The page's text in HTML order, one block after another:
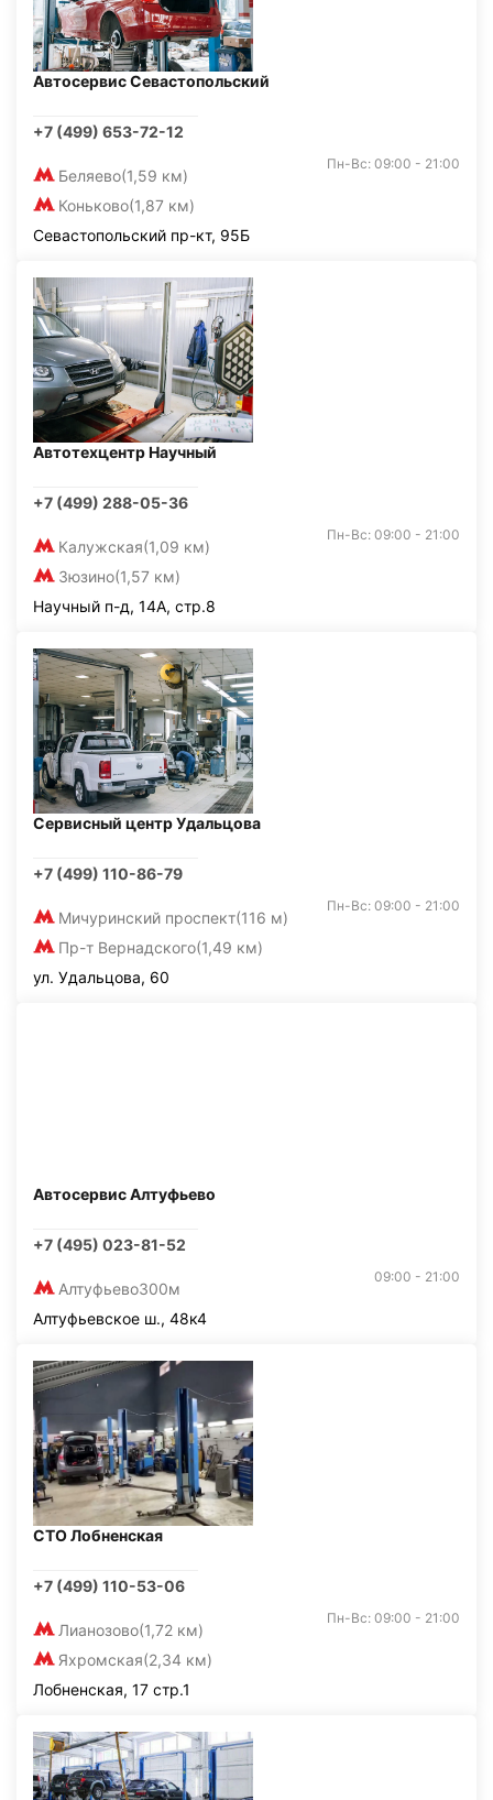
Автосервис Севастопольский
+7 (499) 653-72-12
Беляево(1,59 км)
Коньково(1,87 км)
Пн-Вс: 09:00 - 21:00
Севастопольский пр-кт, 95Б
Автотехцентр Научный
+7 (499) 288-05-36
Калужская(1,09 км)
Зюзино(1,57 км)
Пн-Вс: 09:00 - 21:00
Научный п-д, 14А, стр.8
Сервисный центр Удальцова
+7 (499) 110-86-79
Мичуринский проспект(116 м)
Пр-т Вернадского(1,49 км)
Пн-Вс: 09:00 - 21:00
ул. Удальцова, 60
Автосервис Алтуфьево
+7 (495) 023-81-52
Алтуфьево300м
09:00 - 21:00
Алтуфьевское ш., 48к4
СТО Лобненская
+7 (499) 110-53-06
Лианозово(1,72 км)
Яхромская(2,34 км)
Пн-Вс: 09:00 - 21:00
Лобненская, 17 стр.1